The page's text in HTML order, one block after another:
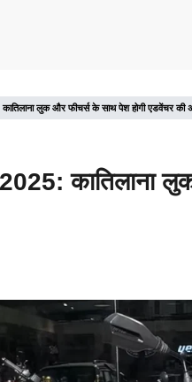
लुक और फीचर्स के साथ पेश होगी एडवेंचर की
कातिलाना